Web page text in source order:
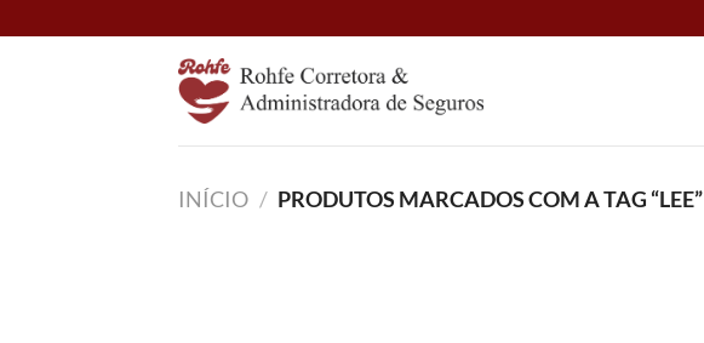
to
INÍCIO / PRODUTOS MARCADOS COM A TAG “LEE”